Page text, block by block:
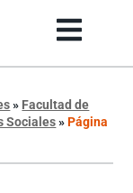
» Facultad de
Sociales»Página